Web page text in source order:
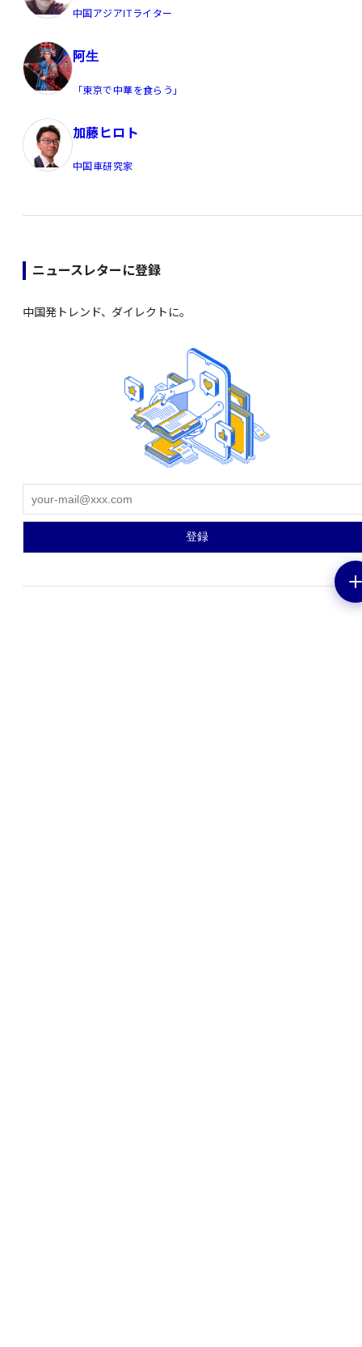
中国アジアITライター
阿生
「東京で中華を食らう」
加藤ヒロト
中国車研究家
ニュースレターに登録
中国発トレンド、ダイレクトに。